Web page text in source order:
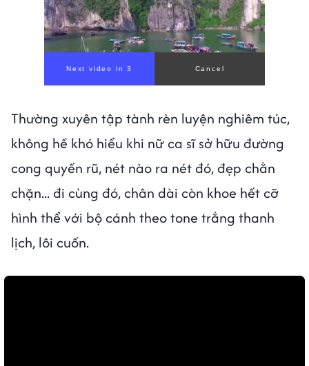
Thường xuyên tập tành rèn luyện nghiêm túc,
không hề khó hiểu khi nữ ca sĩ sở hữu đường
cong quyến rũ, nét nào ra nét đó, đẹp chằn
chặn... đi cùng đó, chân dài còn khoe hết cỡ
hình thể với bộ cánh theo tone trắng thanh
lịch, lôi cuốn.